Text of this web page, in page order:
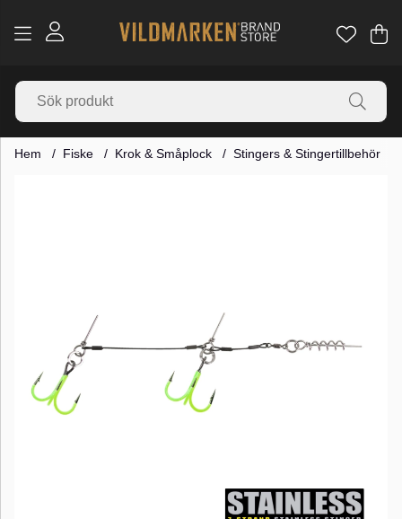
.
Hem Fiske Krok & Småplock Stingers & Stingertillbehör